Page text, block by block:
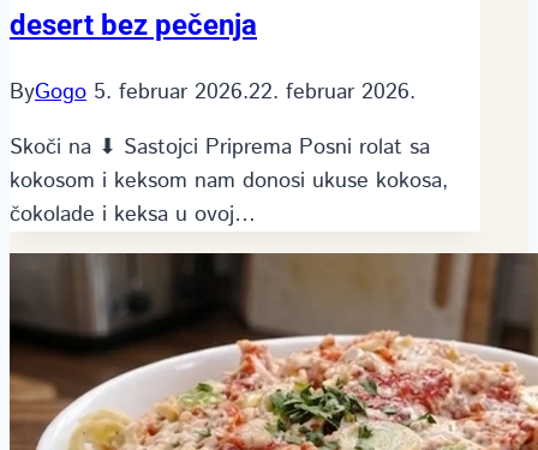
desert bez pečenja
ByGogo 5. februar 2026.22. februar 2026.
Skoči na ⬇ Sastojci Priprema Posni rolat sa
kokosom i keksom nam donosi ukuse kokosa,
čokolade i keksa u ovoj…